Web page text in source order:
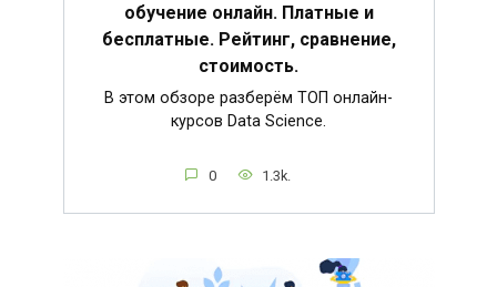
обучение онлайн. Платные и
бесплатные. Рейтинг, сравнение,
стоимость.
В этом обзоре разберём ТОП онлайн-
курсов Data Science.
0 1.3k.